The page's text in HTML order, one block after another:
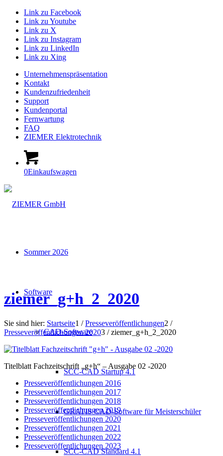
Link zu Facebook
Link zu Youtube
Link zu X
Link zu Instagram
Link zu LinkedIn
Link zu Xing
Unternehmenspräsentation
Kontakt
Kundenzufriedenheit
Support
Kundenportal
Fernwartung
FAQ
ZIEMER Elektrotechnik
0Einkaufswagen
Sommer 2026
Software
CAD-Software
SCC-CAD Startup 4.1
GRATIS CAD-Software für Meisterschüler
SCC-CAD Standard 4.1
ziemer_g+h_2_2020
Sie sind hier: Startseite1 / Presseveröffentlichungen2 /
Presseveröffentlichungen 20203 / ziemer_g+h_2_2020
Titelblatt Fachzeitschrift „g+h“ – Ausgabe 02 -2020
Presseveröffentlichungen 2016
Presseveröffentlichungen 2017
Presseveröffentlichungen 2018
Presseveröffentlichungen 2019
Presseveröffentlichungen 2020
Presseveröffentlichungen 2021
Presseveröffentlichungen 2022
Presseveröffentlichungen 2023